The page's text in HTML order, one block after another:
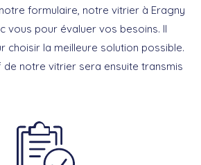
formulaire, notre vitrier à Eragny
vous pour évaluer vos besoins. Il
choisir la meilleure solution possible.
de notre vitrier sera ensuite transmis